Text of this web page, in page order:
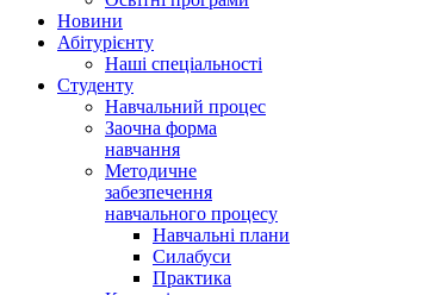
Hовини
Абітурієнту
Наші спеціальності
Студенту
Навчальний процес
Заочна форма
навчання
Методичне
забезпечення
навчального процесу
Навчальні плани
Силабуси
Практика